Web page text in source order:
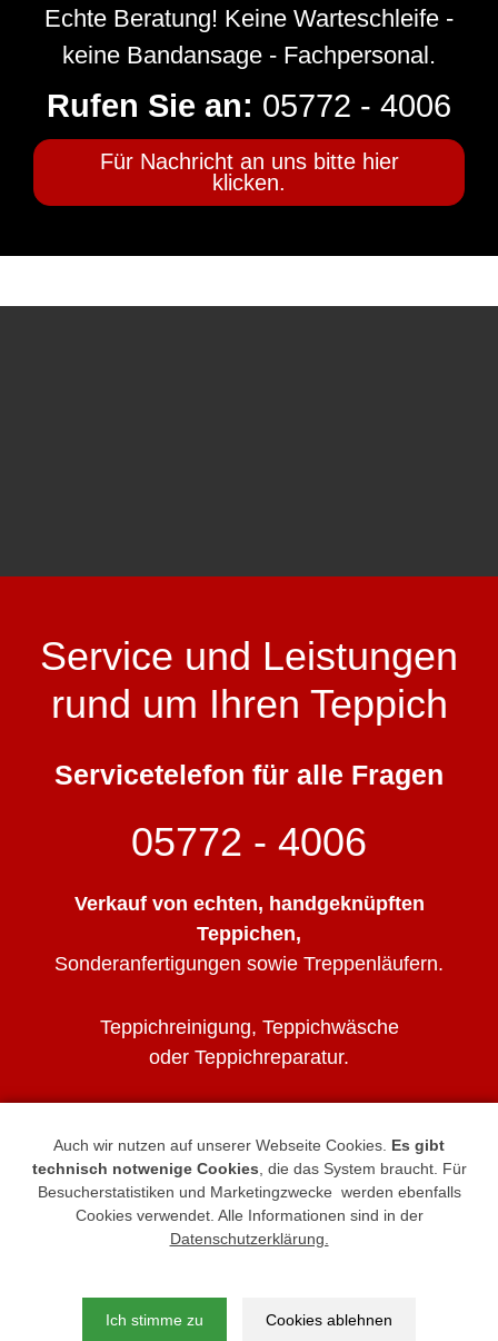
Echte Beratung! Keine Warteschleife -
keine Bandansage - Fachpersonal.
Rufen Sie an: 05772 - 4006
Für Nachricht an uns bitte hier
klicken.
Service und Leistungen
rund um Ihren Teppich
Servicetelefon für alle Fragen
05772 - 4006
Verkauf von echten, handgeknüpften
Teppichen,
Sonderanfertigungen sowie Treppenläufern.
Teppichreinigung, Teppichwäsche
oder Teppichreparatur.
Wir freuen uns auf Ihren Anruf.
Impressum|Datenschutz
Straße 23, 32339 Espelkamp
Auch wir nutzen auf unserer Webseite Cookies. Es gibt
technisch notwenige Cookies , die das System braucht. Für
Besucherstatistiken und Marketingzwecke werden ebenfalls
Cookies verwendet. Alle Informationen sind in der
Datenschutzerklärung.
Cookies ablehnen
Ich stimme zu